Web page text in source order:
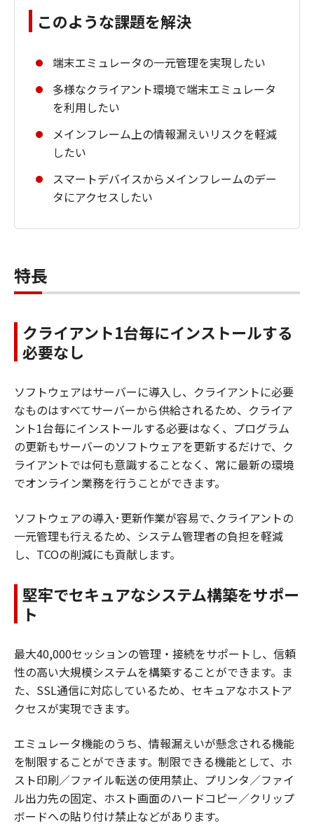
このような課題を解決
端末エミュレータの一元管理を実現したい
多様なクライアント環境で端末エミュレータ
を利用したい
メインフレーム上の情報漏えいリスクを軽減
したい
スマートデバイスからメインフレームのデー
タにアクセスしたい
特長
クライアント1台毎にインストールする
必要なし
ソフトウェアはサーバーに導入し、クライアントに必要
なものはすべてサーバーから供給されるため、クライア
ント1台毎にインストールする必要はなく、プログラム
の更新もサーバーのソフトウェアを更新するだけで、ク
ライアントでは何も意識することなく、常に最新の環境
でオンライン業務を行うことができます。
ソフトウェアの導入･更新作業が容易で､クライアントの
一元管理も行えるため、システム管理者の負担を軽減
し、TCOの削減にも貢献します。
堅牢でセキュアなシステム構築をサポー
ト
最大40,000セッションの管理・接続をサポートし、信頼
性の高い大規模システムを構築することができます。ま
た、SSL通信に対応しているため、セキュアなホストア
クセスが実現できます。
エミュレータ機能のうち、情報漏えいが懸念される機能
を制限することができます。制限できる機能として、ホ
スト印刷／ファイル転送の使用禁止、プリンタ／ファイ
ル出力先の固定、ホスト画面のハードコピー／クリップ
ボードへの貼り付け禁止などがあります。